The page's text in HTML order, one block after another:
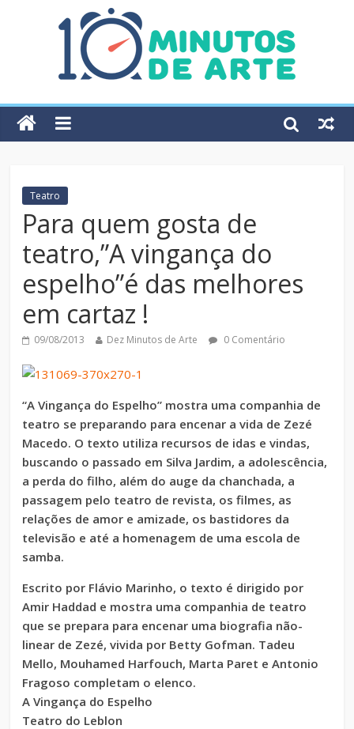
Teatro
Para quem gosta de
teatro,”A vingança do
espelho”é das melhores
em cartaz !
09/08/2013 Dez Minutos de Arte 0 Comentário
“A Vingança do Espelho” mostra uma companhia de
teatro se preparando para encenar a vida de Zezé
Macedo. O texto utiliza recursos de idas e vindas,
buscando o passado em Silva Jardim, a adolescência,
a perda do filho, além do auge da chanchada, a
passagem pelo teatro de revista, os filmes, as
relações de amor e amizade, os bastidores da
televisão e até a homenagem de uma escola de
samba.
Escrito por Flávio Marinho, o texto é dirigido por
Amir Haddad e mostra uma companhia de teatro
que se prepara para encenar uma biografia não-
linear de Zezé, vivida por Betty Gofman. Tadeu
Mello, Mouhamed Harfouch, Marta Paret e Antonio
Fragoso completam o elenco.
A Vingança do Espelho
Teatro do Leblon